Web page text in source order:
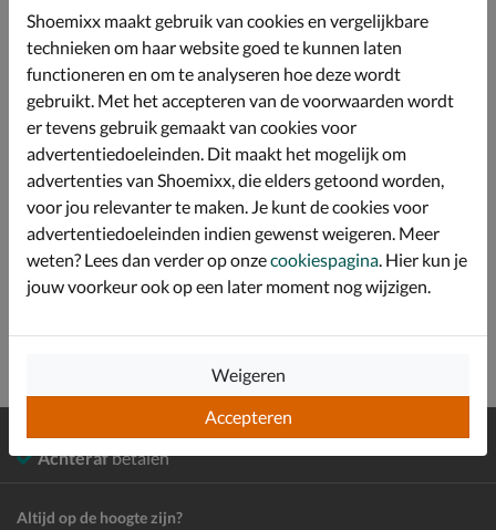
warmere dagen.
Het rugpand van maat M is 63 cm lang.
Specificaties
Over Skechers
Bekijk meer
Dames Kleding Truien en vesten
verzending en retour*
Achterafbetalen
Altijd op de hoogte zijn?
Shoemixx maakt gebruik van cookies en vergelijkbare
technieken om haar website goed te kunnen laten
functioneren en om te analyseren hoe deze wordt
gebruikt. Met het accepteren van de voorwaarden wordt
er tevens gebruik gemaakt van cookies voor
advertentiedoeleinden. Dit maakt het mogelijk om
advertenties van Shoemixx, die elders getoond worden,
voor jou relevanter te maken. Je kunt de cookies voor
advertentiedoeleinden indien gewenst weigeren. Meer
weten? Lees dan verder op onzecookiespagina. Hier kun je
jouw voorkeur ook op een later moment nog wijzigen.
Accepteren
Weigeren